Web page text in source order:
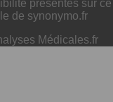
présentés sur ce
de synonymo.fr
Médicales.fr